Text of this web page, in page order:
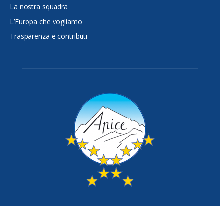
La nostra squadra
L’Europa che vogliamo
Trasparenza e contributi